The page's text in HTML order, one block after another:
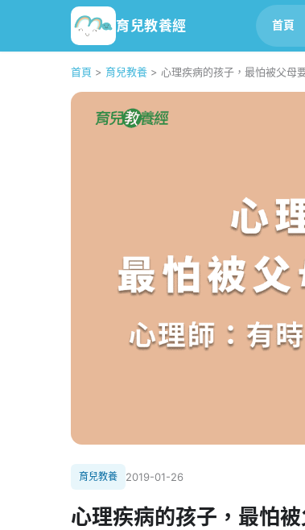
育兒教養經 首頁
首頁 > 育兒教養 > 心理疾病的孩子，最怕被父母
育兒教養 2019-01-26
心理疾病的孩子，最怕